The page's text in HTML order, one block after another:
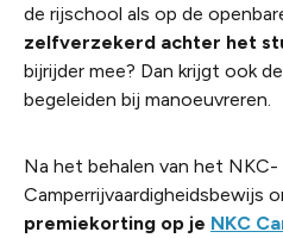
de rijschool als op de
zelfverzekerd achter het
bijrijder mee? Dan krijgt ook
begeleiden bij manoeuvreren.
Na het behalen van het NKC-
Camperrijvaardigheidsbewijs
premiekorting op je NKC